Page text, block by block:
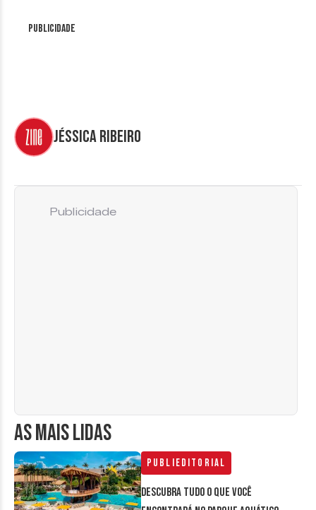
Publicidade
Jéssica Ribeiro
AS MAIS LIDAS
Publieditorial
Descubra tudo o que você
Publicidade